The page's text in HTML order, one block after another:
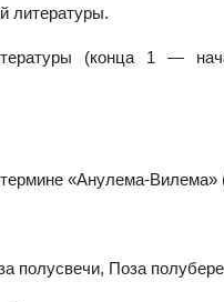
литературы.
(конца 1 —
«Анулема-
полусвечи, Поза